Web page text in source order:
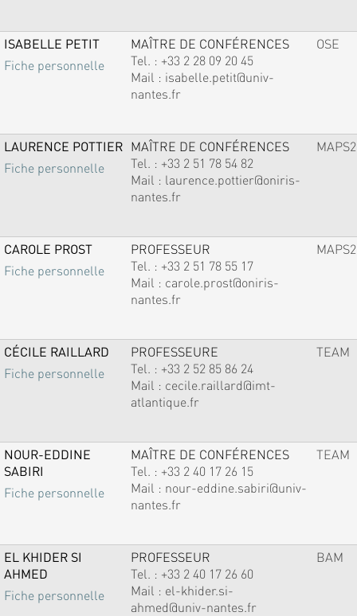
ISABELLE PETIT
Fiche personnelle
MAÎTRE DE CONFÉRENCES
Tel. : +33 2 28 09 20 45
Mail : isabelle.petit@univ-
nantes.fr
OSE
LAURENCE POTTIER
Fiche personnelle
MAÎTRE DE CONFÉRENCES
Tel. : +33 2 51 78 54 82
Mail : laurence.pottier@oniris-
nantes.fr
MAPS2
CAROLE PROST
Fiche personnelle
PROFESSEUR
Tel. : +33 2 51 78 55 17
Mail : carole.prost@oniris-
nantes.fr
MAPS2
CÉCILE RAILLARD
Fiche personnelle
PROFESSEURE
Tel. : +33 2 52 85 86 24
Mail : cecile.raillard@imt-
atlantique.fr
TEAM
NOUR-EDDINE
SABIRI
Fiche personnelle
MAÎTRE DE CONFÉRENCES
Tel. : +33 2 40 17 26 15
Mail : nour-eddine.sabiri@univ-
nantes.fr
TEAM
EL KHIDER SI
AHMED
Fiche personnelle
PROFESSEUR
Tel. : +33 2 40 17 26 60
Mail : el-khider.si-
ahmed@univ-nantes.fr
BAM